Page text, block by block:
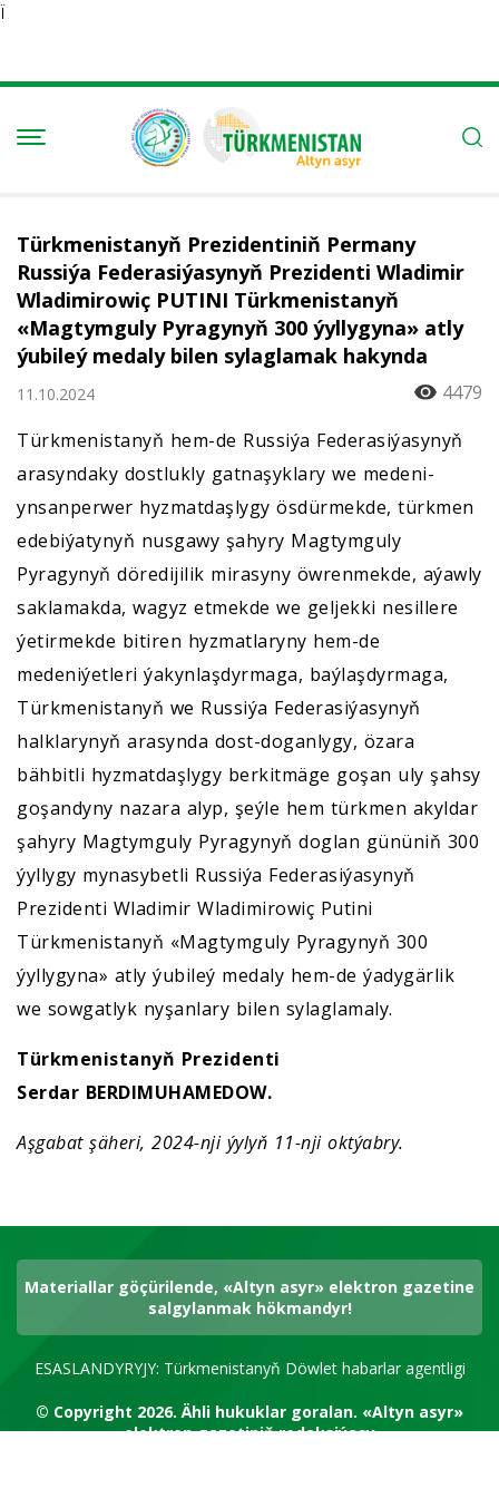
Ï
Türkmenistanyň Prezidentiniň Permany
Russiýa Federasiýasynyň Prezidenti Wladimir
Wladimirowiç PUTINI Türkmenistanyň
«Magtymguly Pyragynyň 300 ýyllygyna» atly
ýubileý medaly bilen sylaglamak hakynda
11.10.2024
4479
Türkmenistanyň hem-de Russiýa Federasiýasynyň
arasyndaky dostlukly gatnaşyklary we medeni-
ynsanperwer hyzmatdaşlygy ösdürmekde, türkmen
edebiýatynyň nusgawy şahyry Magtymguly
Pyragynyň döredijilik mirasyny öwrenmekde, aýawly
saklamakda, wagyz etmekde we geljekki nesillere
ýetirmekde bitiren hyzmatlaryny hem-de
medeniýetleri ýakynlaşdyrmaga, baýlaşdyrmaga,
Türkmenistanyň we Russiýa Federasiýasynyň
halklarynyň arasynda dost-doganlygy, özara
bähbitli hyzmatdaşlygy berkitmäge goşan uly şahsy
goşandyny nazara alyp, şeýle hem türkmen akyldar
şahyry Magtymguly Pyragynyň doglan gününiň 300
ýyllygy mynasybetli Russiýa Federasiýasynyň
Prezidenti Wladimir Wladimirowiç Putini
Türkmenistanyň «Magtymguly Pyragynyň 300
ýyllygyna» atly ýubileý medaly hem-de ýadygärlik
we sowgatlyk nyşanlary bilen sylaglamaly.
Türkmenistanyň Prezidenti
Serdar BERDIMUHAMEDOW.
Aşgabat şäheri, 2024-nji ýylyň 11-nji oktýabry.
Materiallar göçürilende, «Altyn asyr» elektron gazetine
salgylanmak hökmandyr!
ESASLANDYRYJY: Türkmenistanyň Döwlet habarlar agentligi
© Copyright 2026.Ähli hukuklar goralan. «Altyn asyr»
elektron gazetiniň redaksiýasy